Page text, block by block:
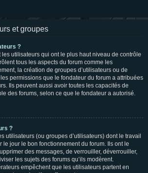
et groupes
?
les utilisateurs qui ont le plus haut niveau de contrôle
tous les aspects du forum comme les
la création de groupes d’utilisateurs ou de
permissions que le fondateur du forum a attribuées
Ils peuvent aussi avoir toutes les capacités de
des forums, selon ce que le fondateur a autorisé.
?
utilisateurs (ou groupes d’utilisateurs) dont le travail
le jour le bon fonctionnement du forum. Ils ont le
des messages, de verrouiller, déverrouiller,
les sujets des forums qu’ils modèrent.
empêchent que les utilisateurs partent en